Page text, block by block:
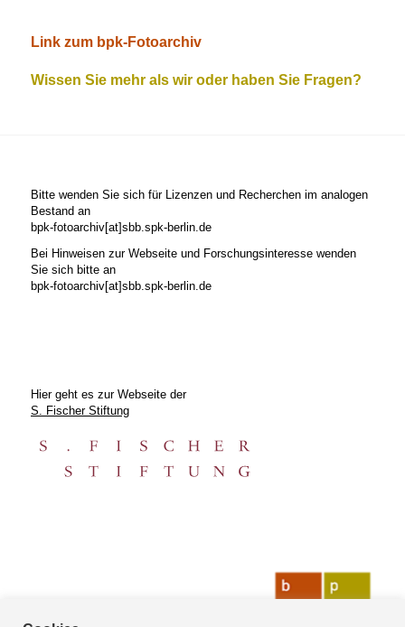
Link zum bpk-Fotoarchiv
Wissen Sie mehr als wir oder haben Sie Fragen?
Bitte wenden Sie sich für Lizenzen und Recherchen im analogen
Bestand an
bpk-fotoarchiv[at]sbb.spk-berlin.de
Bei Hinweisen zur Webseite und Forschungsinteresse wenden
Sie sich bitte an
bpk-fotoarchiv[at]sbb.spk-berlin.de
Hier geht es zur Webseite der
S. Fischer Stiftung